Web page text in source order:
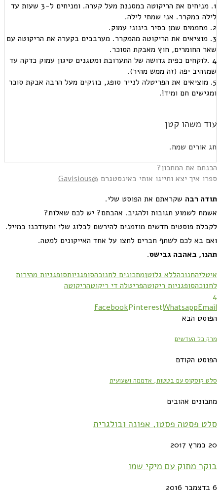
1. מניחים את הריקוטה במסננת מעל קערה. ומניחים ל-3 שעות עד
לילה במקרר. אני שמתי לילה.
2. מחממים שמן בסיר בינוני עמוק.
3. מוציאים את הריקוטה מהמקרר. מערבבים בקערה את הריקוטה עם
שאר החומרים, חוץ מאבקת הסוכר.
4 .לוקחים כפית גדושה של התערובת ומטגנים טיגון עמוק כדקה עד
שמזהיב יפה (זה ממש מהיר).
5. מוציאים את הפריטלה לנייר סופג, בוזקים מעל הרבה אבקת סוכר
ומגישים חם ומיד!.
עוד משהו קטן
חג אורים שמח.
הכנתם את המתכון?
ספרו איך יצא ותייגו אותי באינסטגרם @Gavisious
תודה רבה שקראתם את הפוסט שלי.
אשמח לשמוע תגובות ולהגיב. אהבתם? יש לכם שאלות?
לקבלת פוסטים חדשים מוזמנים להירשם לבלוג שלי ותעודכנו במייל.
ואם בא לכם לשתף חברים לחצו על אחד האייקונים למטה.
תהנו, באהבה גבישס.
איטליהחנוכהללא גלוטןמתכונים לחנוכהסופגניותסופגניות מהירות
לחנוכהסופגניות ריקוטהפריטלה די ריקוטהריקוטה
4
FacebookPinterestWhatsappEmail
הפוסט הבא
מרק כל העדשים
הפוסט הקודם
סלט קוסקוס עם בטטות, אדממה ושעועית
מתכונים אהובים
סלט פסטה פסטו, אפונה ובולגרית
20 במרץ 2017
בוקר מתוק עם מיקי שמו
6 בדצמבר 2016